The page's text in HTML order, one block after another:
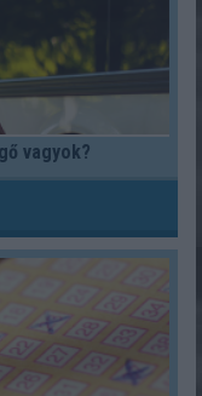
vagyok?